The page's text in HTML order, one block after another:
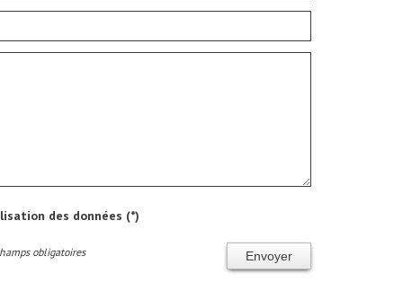
des données (*)
Envoyer
obligatoires